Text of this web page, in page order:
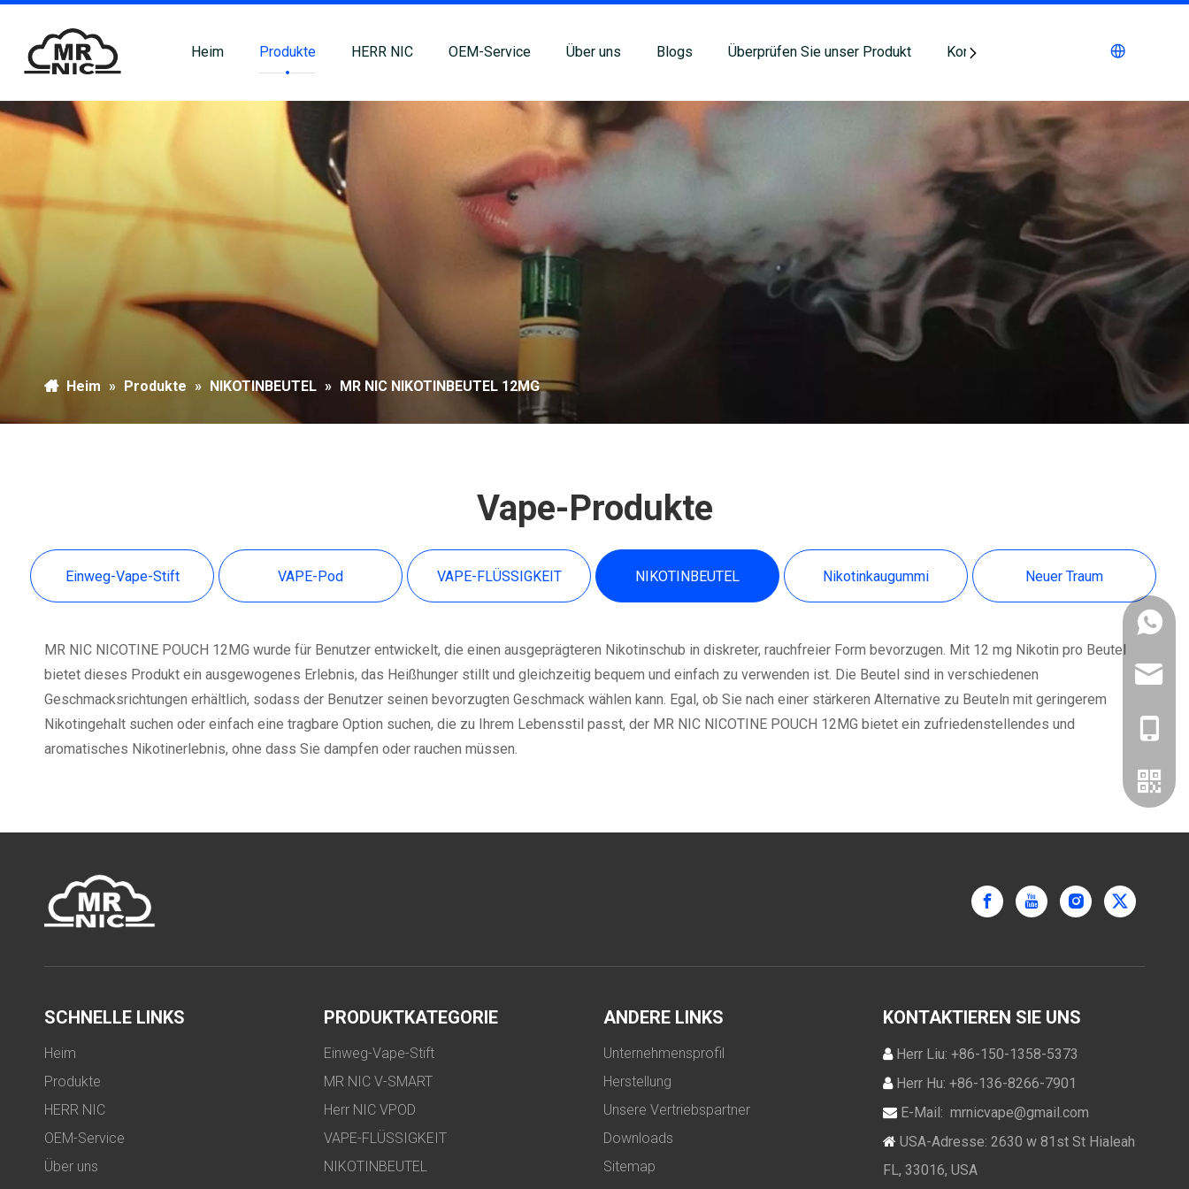
Heim Produkte HERR NIC OEM-Service Über uns Blogs Überprüfen Sie unser Produkt Kontaktieren Sie uns
Heim » Produkte » NIKOTINBEUTEL » MR NIC NIKOTINBEUTEL 12MG
Vape-Produkte
Einweg-Vape-Stift VAPE-Pod VAPE-FLÜSSIGKEIT NIKOTINBEUTEL Nikotinkaugummi Neuer Traum
MR NIC NICOTINE POUCH 12MG wurde für Benutzer entwickelt, die einen ausgeprägteren Nikotinschub in diskreter, rauchfreier Form bevorzugen. Mit 12 mg Nikotin pro Beutel
bietet dieses Produkt ein ausgewogenes Erlebnis, das Heißhunger stillt und gleichzeitig bequem und einfach zu verwenden ist. Die Beutel sind in verschiedenen
Geschmacksrichtungen erhältlich, sodass der Benutzer seinen bevorzugten Geschmack wählen kann. Egal, ob Sie nach einer stärkeren Alternative zu Beuteln mit geringerem
Nikotingehalt suchen oder einfach eine tragbare Option suchen, die zu Ihrem Lebensstil passt, der MR NIC NICOTINE POUCH 12MG bietet ein zufriedenstellendes und
aromatisches Nikotinerlebnis, ohne dass Sie dampfen oder rauchen müssen.
+86
SCHNELLE LINKS
Heim
Produkte
HERR NIC
OEM-Service
Über uns
PRODUKTKATEGORIE
Einweg-Vape-Stift
MR NIC V-SMART
Herr NIC VPOD
VAPE-FLÜSSIGKEIT
NIKOTINBEUTEL
ANDERE LINKS
Unternehmensprofil
Herstellung
Unsere Vertriebspartner
Downloads
Sitemap
KONTAKTIEREN SIE UNS
Herr Liu: +86-150-1358-5373
Herr Hu: +86-136-8266-7901
 E-Mail: mrnicvape@gmail.com
 USA-Adresse: 2630 w 81st St Hialeah
FL, 33016, USA